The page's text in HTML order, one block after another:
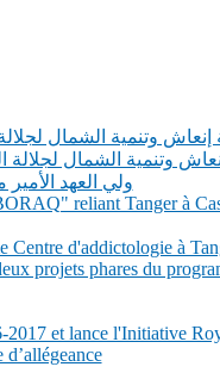
إنعاش وتنمية الشمال
إنعاش وتنمية الشمال
ولي العهد
reliant Tanger à
Centre d'addictologie à
projets phares du
et lance l'Initiative